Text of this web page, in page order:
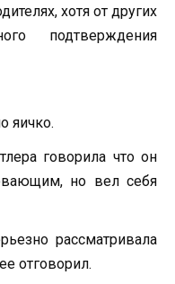
хотя от других
подтверждения
яичко.
говорила что он
но вел себя
рассматривала
отговорил.